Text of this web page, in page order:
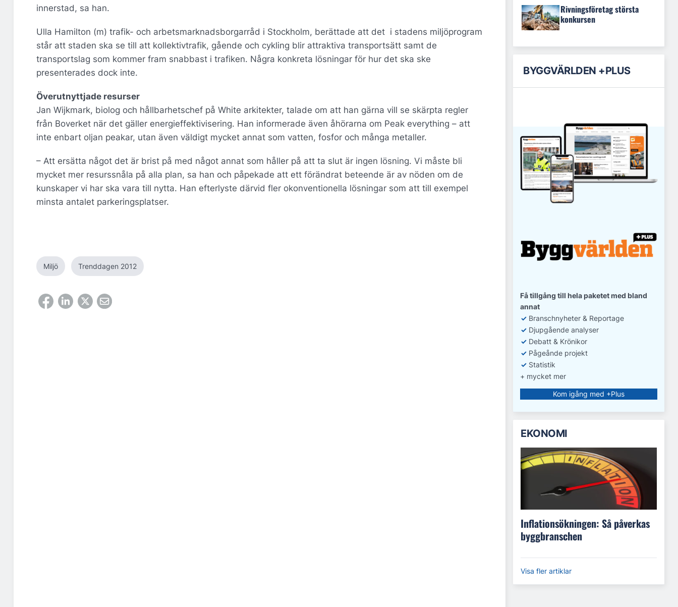
innerstad, sa han.
Ulla Hamilton (m) trafik- och arbetsmarknadsborgarråd i Stockholm, berättade att det i stadens miljöprogram
står att staden ska se till att kollektivtrafik, gående och cykling blir attraktiva transportsätt samt de
transportslag som kommer fram snabbast i trafiken. Några konkreta lösningar för hur det ska ske
presenterades dock inte.
Överutnyttjade resurser
Jan Wijkmark, biolog och hållbarhetschef på White arkitekter, talade om att han gärna vill se skärpta regler
från Boverket när det gäller energieffektivisering. Han informerade även åhörarna om Peak everything – att
inte enbart oljan peakar, utan även väldigt mycket annat som vatten, fosfor och många metaller.
– Att ersätta något det är brist på med något annat som håller på att ta slut är ingen lösning. Vi måste bli
mycket mer resurssnåla på alla plan, sa han och påpekade att ett förändrat beteende är av nöden om de
kunskaper vi har ska vara till nytta. Han efterlyste därvid fler okonventionella lösningar som att till exempel
minsta antalet parkeringsplatser.
Miljö Trenddagen 2012
Rivningsföretag största
konkursen
BYGGVÄRLDEN +PLUS
Få tillgång till hela paketet med bland
annat
✓ Branschnyheter & Reportage
✓ Djupgående analyser
✓ Debatt & Krönikor
✓ Pågeånde projekt
✓ Statistik
+ mycket mer
Kom igång med +Plus
EKONOMI
Inflationsökningen: Så påverkas
byggbranschen
Visa fler artiklar